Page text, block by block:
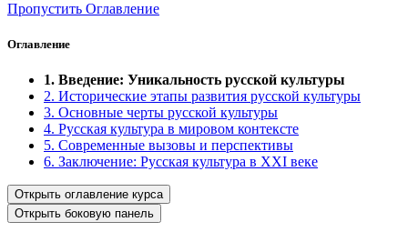
Пропустить Оглавление
Оглавление
1. Введение: Уникальность русской культуры
2. Исторические этапы развития русской культуры
3. Основные черты русской культуры
4. Русская культура в мировом контексте
5. Современные вызовы и перспективы
6. Заключение: Русская культура в XXI веке
Открыть оглавление курса
Открыть боковую панель